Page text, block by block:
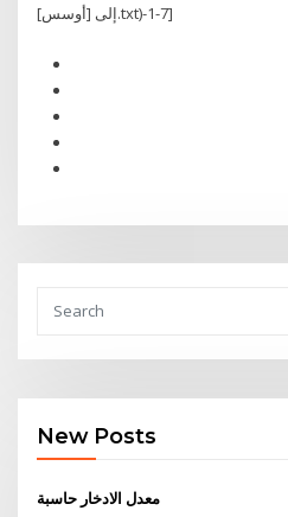
إلى [أوسس].txt)-1-7]
New Posts
معدل الادخار حاسبة